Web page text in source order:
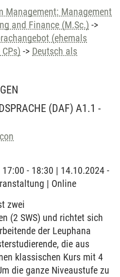
Management: Management
and Finance (M.Sc.) ->
(ehemals
-> Deutsch als
(DAF) A1.1 -
- 18:30 | 14.10.2024 -
| Online
zwei
(2 SWS) und richtet sich
der Leuphana
die aus
klassischen Kurs mit 4
die ganze Niveaustufe zu